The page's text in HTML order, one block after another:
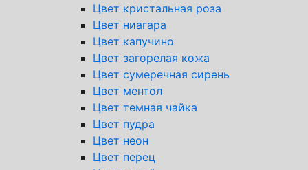
Цвет кристальная роза
Цвет ниагара
Цвет капучино
Цвет загорелая кожа
Цвет сумеречная сирень
Цвет ментол
Цвет темная чайка
Цвет пудра
Цвет неон
Цвет перец